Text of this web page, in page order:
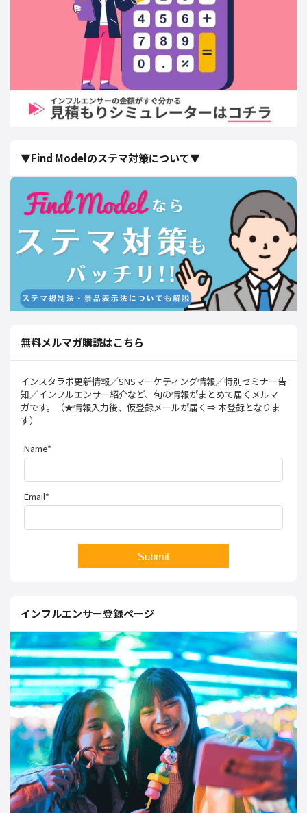
▼Find Modelのステマ対策について▼
無料メルマガ購読はこちら
インスタラボ更新情報／SNSマーケティング情報／特別セミナー告
知／インフルエンサー紹介など、旬の情報がまとめて届くメルマ
ガです。（★情報入力後、仮登録メールが届く⇒ 本登録となりま
す）
Name*
Email*
インフルエンサー登録ページ